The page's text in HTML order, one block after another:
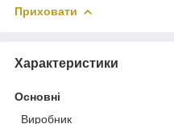
Приховати
Характеристики
Основні
Виробник